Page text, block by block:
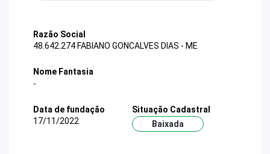
Razão Social
48.642.274 FABIANO GONCALVES DIAS - ME
Nome Fantasia
-
Data de fundação
17/11/2022
Situação Cadastral
Baixada